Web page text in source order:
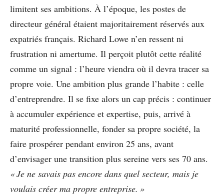
limitent ses ambitions. À l’époque, les postes de
directeur général étaient majoritairement réservés aux
expatriés français. Richard Lowe n’en ressent ni
frustration ni amertume. Il perçoit plutôt cette réalité
comme un signal : l’heure viendra où il devra tracer sa
propre voie. Une ambition plus grande l’habite : celle
d’entreprendre. Il se fixe alors un cap précis : continuer
à accumuler expérience et expertise, puis, arrivé à
maturité professionnelle, fonder sa propre société, la
faire prospérer pendant environ 25 ans, avant
d’envisager une transition plus sereine vers ses 70 ans.
« Je ne savais pas encore dans quel secteur, mais je
voulais créer ma propre entreprise. »